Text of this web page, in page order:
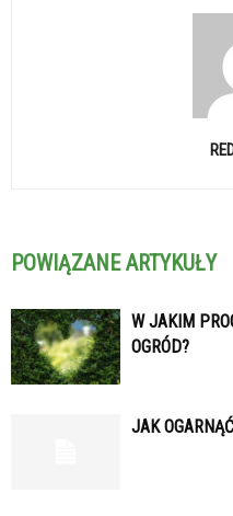
POWIĄZANE ARTYKUŁY
W JAKIM
OGRÓD?
JAK